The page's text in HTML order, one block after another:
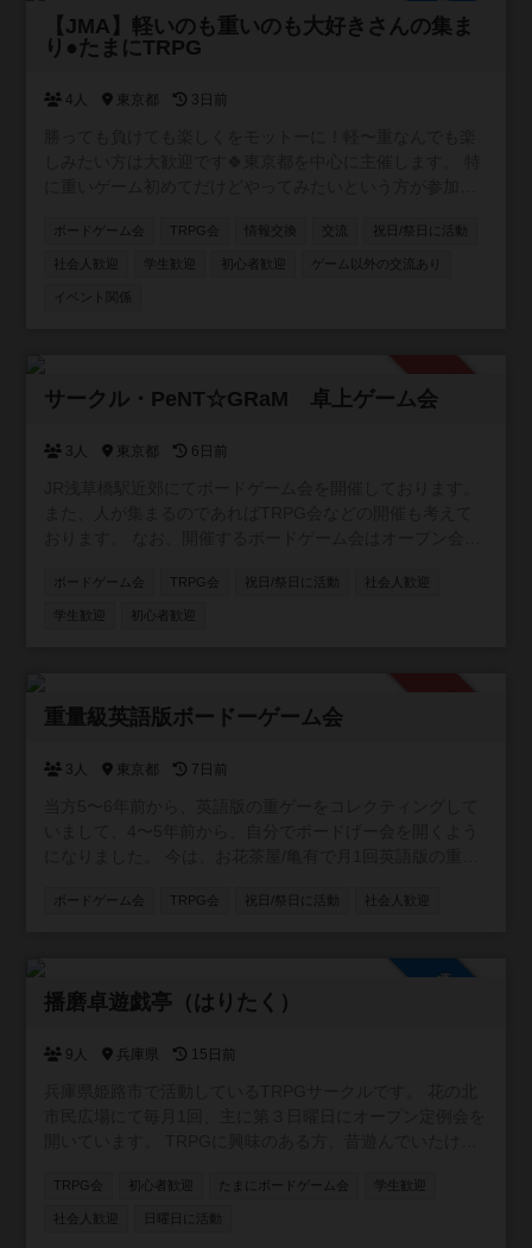
参加自由
【JMA】軽いのも重いのも大好きさんの集ま
り●たまにTRPG
4人 東京都 3日前
新参者の主催者ですが、毎月新しいボドゲ開拓しているの
でリクエストやおすすめも受け付けます✨
ボードゲーム会 TRPG会 情報交換 交流 祝日/祭日に活動
社会人歓迎 学生歓迎 初心者歓迎 ゲーム以外の交流あり
イベント関係
サークル・PeNT☆GRaM 卓上ゲーム会
3人 東京都 6日前
のボドゲ会に参加したことがあること」となります。先に
コミュニティに参加して空気感確かめたい、みたいなこと
ボードゲーム会 TRPG会 祝日/祭日に活動 社会人歓迎
学生歓迎 初心者歓迎
重量級英語版ボードーゲーム会
3人 東京都 7日前
一回のペースで3〜４人集まって、遊んでいます。 ボード
ボードゲーム会 TRPG会 祝日/祭日に活動 社会人歓迎
播磨卓遊戯亭（はりたく）
9人 兵庫県 15日前
加ください。 利用させていただいてます花の北市民広場で
は、室内での飲食が制限されております。 以下の点をご留
TRPG会 初心者歓迎 たまにボードゲーム会 学生歓迎
社会人歓迎